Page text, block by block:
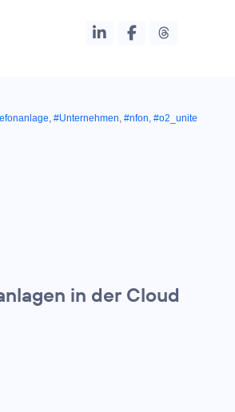
, #Unternehmen, #nfon, #o2_unite
in der Cloud